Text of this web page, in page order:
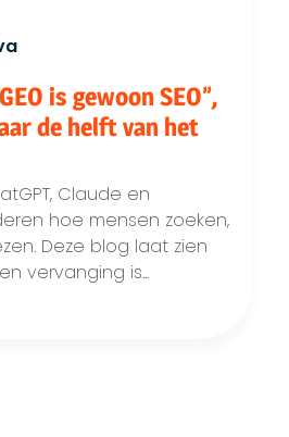
is gewoon SEO”,
de helft van het
Claude en
hoe mensen zoeken,
Deze blog laat zien
vervanging is...